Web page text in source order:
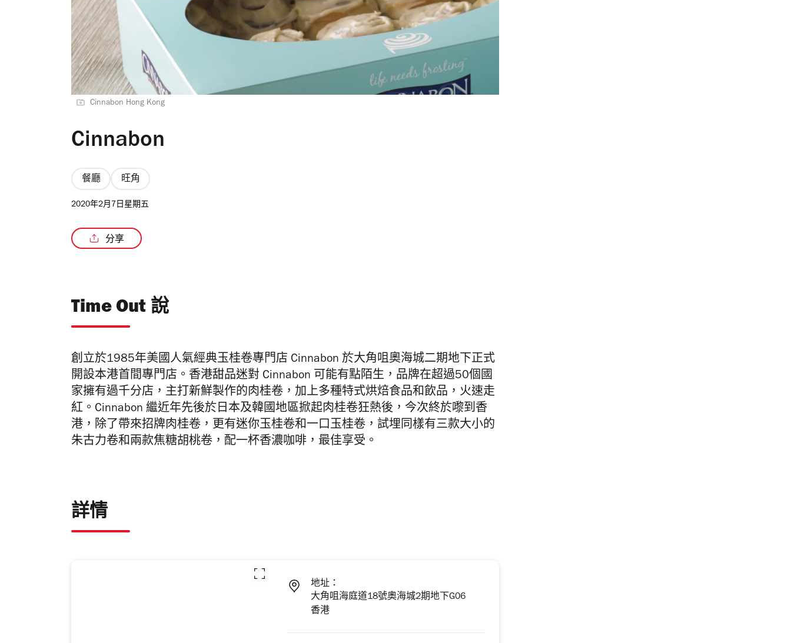
Cinnabon Hong Kong
Cinnabon
餐廳 旺角
2020年2月7日星期五
分享
Time Out 說
創立於1985年美國人氣經典玉桂卷專門店 Cinnabon 於大角咀奧海城二期地下正式
開設本港首間專門店。香港甜品迷對 Cinnabon 可能有點陌生，品牌在超過50個國
家擁有過千分店，主打新鮮製作的肉桂卷，加上多種特式烘焙食品和飲品，火速走
紅。Cinnabon 繼近年先後於日本及韓國地區掀起肉桂卷狂熱後，今次終於嚟到香
港，除了帶來招牌肉桂卷，更有迷你玉桂卷和一口玉桂卷，試埋同樣有三款大小的
朱古力卷和兩款焦糖胡桃卷，配一杯香濃咖啡，最佳享受。
詳情
地址：
大角咀海庭道18號奧海城2期地下G06
香港